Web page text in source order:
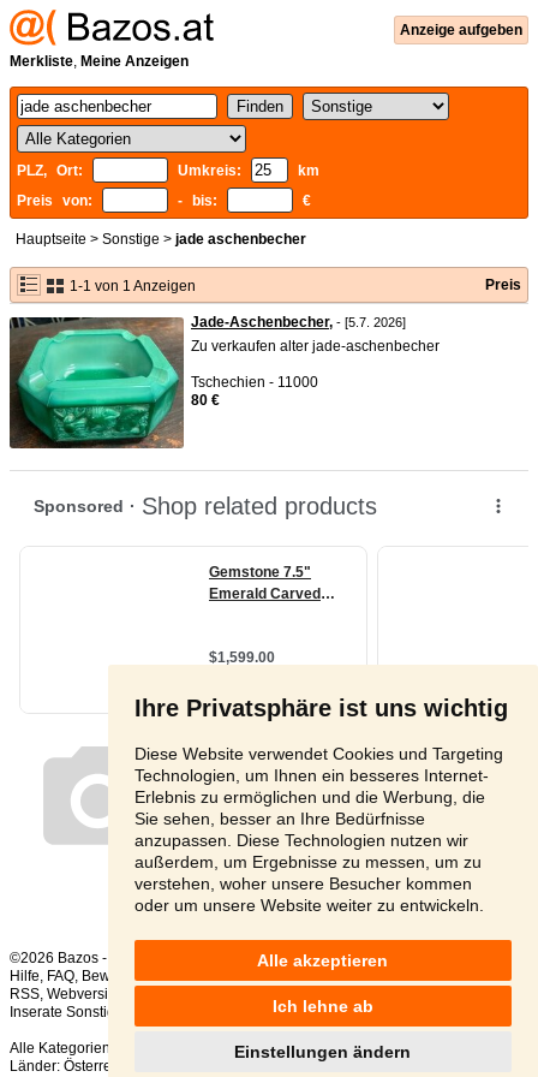
Ihre Privatsphäre ist uns wichtig
Diese Website verwendet Cookies und Targeting
Technologien, um Ihnen ein besseres Internet-
Erlebnis zu ermöglichen und die Werbung, die
Sie sehen, besser an Ihre Bedürfnisse
anzupassen. Diese Technologien nutzen wir
außerdem, um Ergebnisse zu messen, um zu
verstehen, woher unsere Besucher kommen
oder um unsere Website weiter zu entwickeln.
Alle akzeptieren
Ich lehne ab
Einstellungen ändern
Anzeige aufgeben
Merkliste, Meine Anzeigen
PLZ, Ort: Umkreis:
km
Preis von:
- bis: €
Hauptseite > Sonstige > jade aschenbecher
1-1 von 1 Anzeigen Preis
Jade-Aschenbecher, - [5.7. 2026]
Zu verkaufen alter jade-aschenbecher
Tschechien - 11000
80 €
©2026 Bazos -
Hilfe, FAQ, Bewertung Datenschutzerklärung
RSS,
Inserate Sonstige gesamt:
, in 24 Stunden:18
Alle Kategorien
Länder: Österreich Polen